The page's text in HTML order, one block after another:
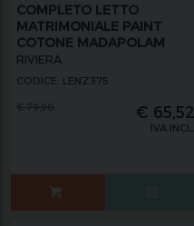
COMPLETO LETTO
MATRIMONIALE PAINT
COTONE MADAPOLAM
RIVIERA
CODICE: LENZ375
€ 65,52
IVA INCL.